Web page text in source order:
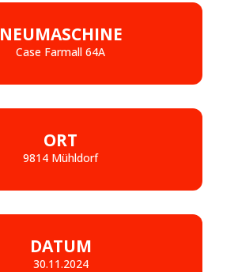
NEUMASCHINE
Case Farmall 64A
ORT
9814 Mühldorf
DATUM
30.11.2024